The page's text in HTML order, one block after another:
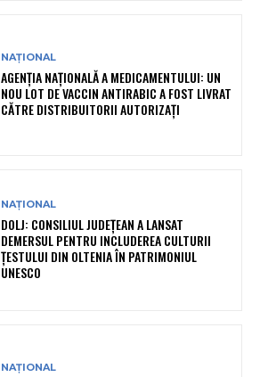
NAȚIONAL
AGENȚIA NAȚIONALĂ A MEDICAMENTULUI: UN
NOU LOT DE VACCIN ANTIRABIC A FOST LIVRAT
CĂTRE DISTRIBUITORII AUTORIZAȚI
NAȚIONAL
DOLJ: CONSILIUL JUDEȚEAN A LANSAT
DEMERSUL PENTRU INCLUDEREA CULTURII
ȚESTULUI DIN OLTENIA ÎN PATRIMONIUL
UNESCO
NAȚIONAL